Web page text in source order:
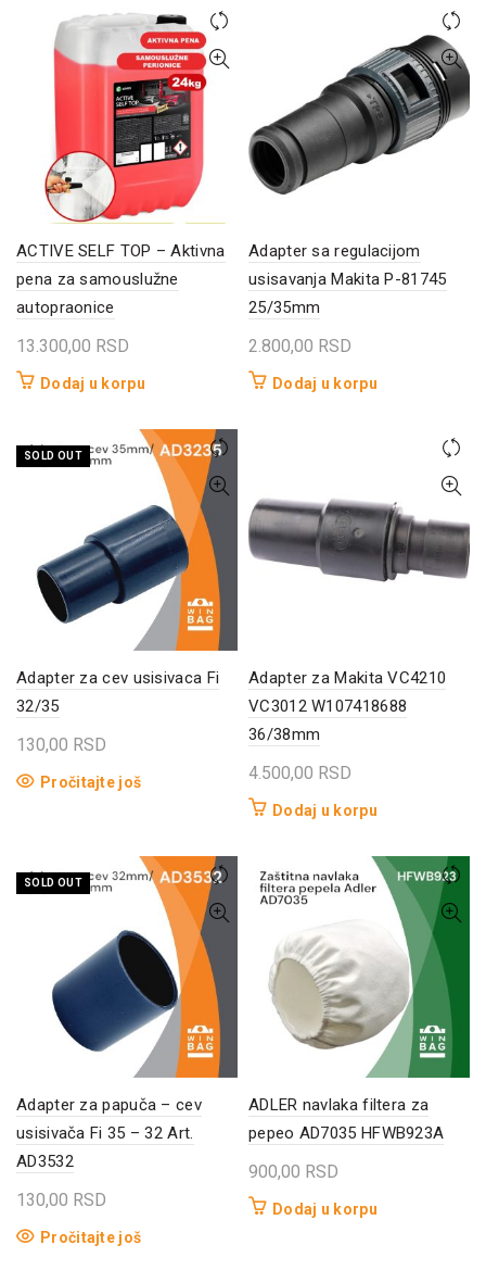
do
13.700,00 RSD
više
varijanti.
Opcije
mogu
biti
izabrane
stranici
proizvoda.
varijanti.
Opcije
mogu
biti
izabrane
ACTIVE SELF TOP – Aktivna
pena za samouslužne
autopraonice
13.300,00 RSD
Dodaj u korpu
Adapter sa regulacijom
usisavanja Makita P-81745
25/35mm
2.800,00 RSD
Dodaj u korpu
SOLD OUT
Adapter za cev usisivaca Fi
32/35
130,00 RSD
Pročitajte još
Adapter za Makita VC4210
VC3012 W107418688
36/38mm
4.500,00 RSD
Dodaj u korpu
SOLD OUT
Adapter za papuča – cev
usisivača Fi 35 – 32 Art.
AD3532
130,00 RSD
Pročitajte još
ADLER navlaka filtera za
pepeo AD7035 HFWB923A
900,00 RSD
Dodaj u korpu